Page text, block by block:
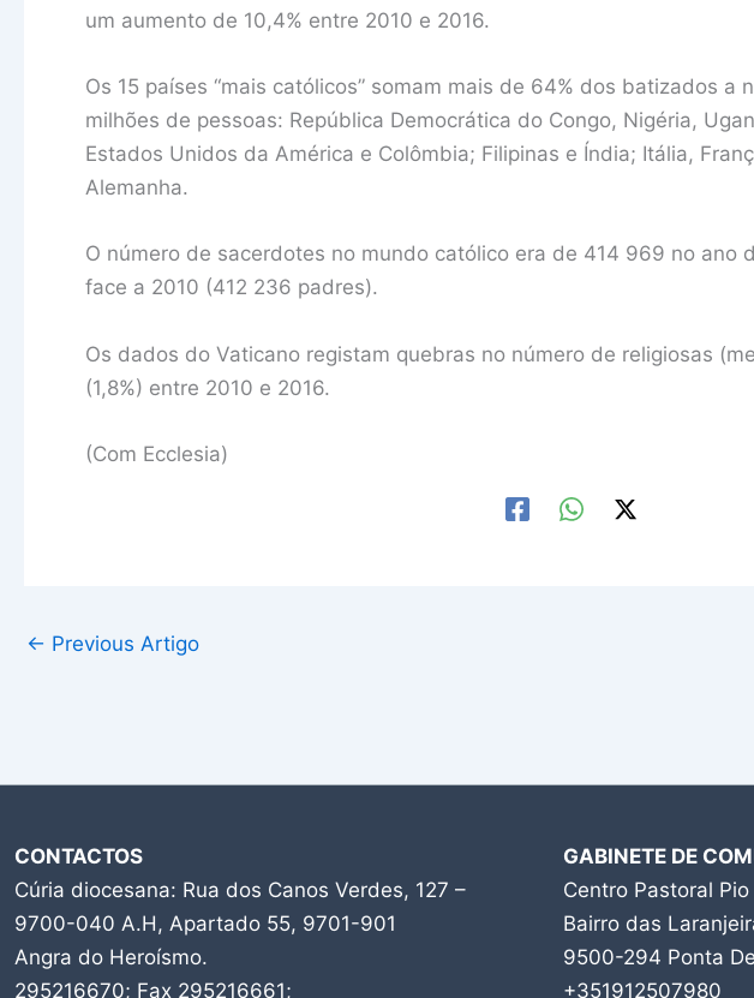
um aumento de 10,4% entre 2010 e 2016.
Os 15 países “mais católicos” somam mais de 64% dos batizados a
milhões de pessoas: República Democrática do Congo, Nigéria,
Estados Unidos da América e Colômbia; Filipinas e Índia; Itália,
Alemanha.
O número de sacerdotes no mundo católico era de 414 969 no ano
face a 2010 (412 236 padres).
Os dados do Vaticano registam quebras no número de religiosas
(1,8%) entre 2010 e 2016.
(Com Ecclesia)
← Previous Artigo
CONTACTOS
Cúria diocesana: Rua dos Canos Verdes, 127 –
9700-040 A.H, Apartado 55, 9701-901
Angra do Heroísmo.
295216670; Fax 295216661;
GABINETE DE
Centro Pastoral Pio
Bairro das
9500-294 Ponta
+351912507980